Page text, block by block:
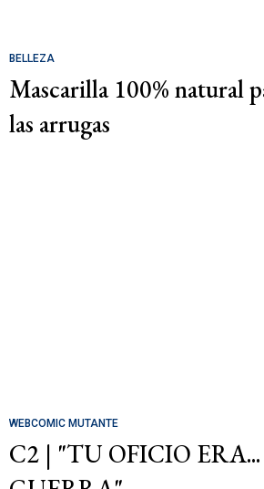
BELLEZA
Mascarilla 100% natural
las arrugas
WEBCOMIC MUTANTE
C2 | "TU OFICIO